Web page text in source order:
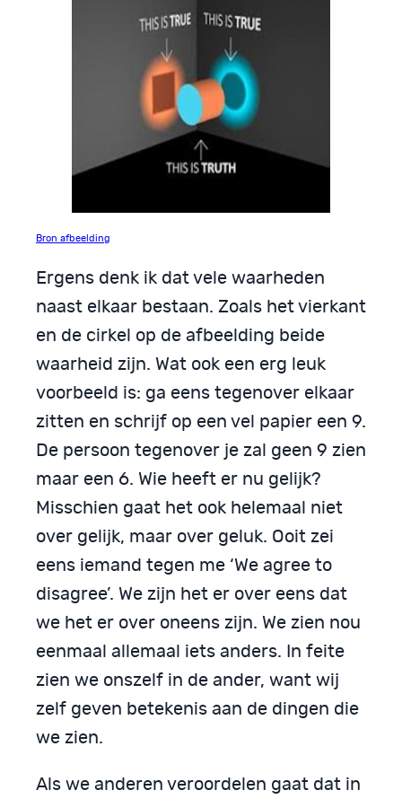
Bron afbeelding
Ergens denk ik dat vele waarheden
naast elkaar bestaan. Zoals het vierkant
en de cirkel op de afbeelding beide
waarheid zijn. Wat ook een erg leuk
voorbeeld is: ga eens tegenover elkaar
zitten en schrijf op een vel papier een 9.
De persoon tegenover je zal geen 9 zien
maar een 6. Wie heeft er nu gelijk?
Misschien gaat het ook helemaal niet
over gelijk, maar over geluk. Ooit zei
eens iemand tegen me ‘We agree to
disagree’. We zijn het er over eens dat
we het er over oneens zijn. We zien nou
eenmaal allemaal iets anders. In feite
zien we onszelf in de ander, want wij
zelf geven betekenis aan de dingen die
we zien.
Als we anderen veroordelen gaat dat in